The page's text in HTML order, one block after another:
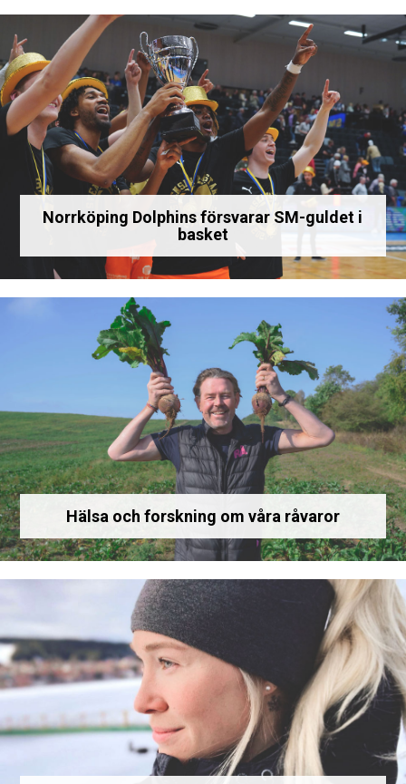
Norrköping Dolphins försvarar SM-guldet i
basket
Hälsa och forskning om våra råvaror